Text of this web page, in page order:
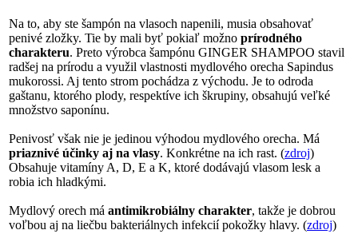
Na to, aby ste šampón na vlasoch napenili, musia obsahovať
penivé zložky. Tie by mali byť pokiaľ možno prírodného
charakteru. Preto výrobca šampónu GINGER SHAMPOO stavil
radšej na prírodu a využil vlastnosti mydlového orecha Sapindus
mukorossi. Aj tento strom pochádza z východu. Je to odroda
gaštanu, ktorého plody, respektíve ich škrupiny, obsahujú veľké
množstvo saponínu.
Penivosť však nie je jedinou výhodou mydlového orecha. Má
priaznivé účinky aj na vlasy. Konkrétne na ich rast. (zdroj)
Obsahuje vitamíny A, D, E a K, ktoré dodávajú vlasom lesk a
robia ich hladkými.
Mydlový orech má antimikrobiálny charakter, takže je dobrou
voľbou aj na liečbu bakteriálnych infekcií pokožky hlavy. (zdroj)